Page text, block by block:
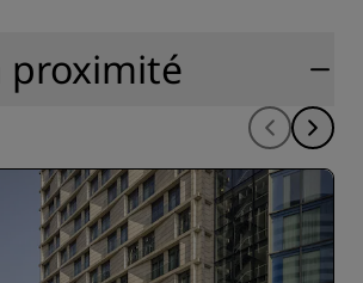
en-us/social-
safety
proximité